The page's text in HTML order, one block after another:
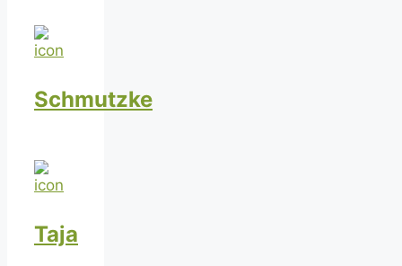
Schmutzke
Taja